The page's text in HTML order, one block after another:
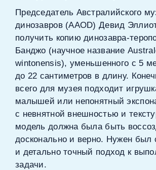
Председатель Австралийского
динозавров (AAOD) Девид
получить копию
Банджо (научное название
wintonensis), уменьшенного с 5
до 22 сантиметров в длину.
всего для музея подходит
малышей или непонятный
с невнятной внешностью и
модель должна была быть
досконально и верно. Нужен был
и детально точный подход к
задачи.